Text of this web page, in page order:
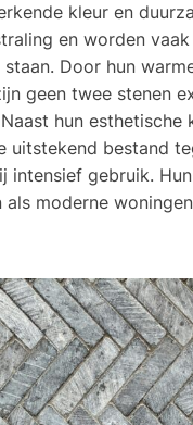
kleur en
en worden
Door hun
geen twee stenen
hun
uitstekend bestand
intensief gebruik.
moderne